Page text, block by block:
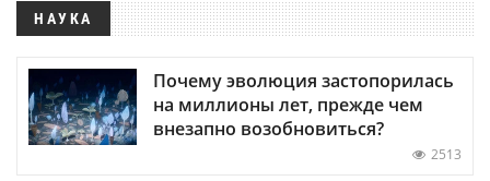
НАУКА
Почему эволюция застопорилась
на миллионы лет, прежде чем
внезапно возобновиться?
2513